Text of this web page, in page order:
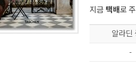
지금 택배로
알라딘
-